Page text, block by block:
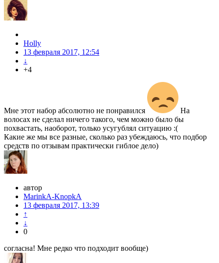
Holly
13 февраля 2017, 12:54
↓
+4
Мне этот набор абсолютно не понравился
На
волосах не сделал ничего такого, чем можно было бы
похвастать, наоборот, только усугублял ситуацию :(
Какие же мы все разные, сколько раз убеждаюсь, что подбор
средств по отзывам практически гиблое дело)
автор
MarinkA-KnopkA
13 февраля 2017, 13:39
↑
↓
0
согласна! Мне редко что подходит вообще)